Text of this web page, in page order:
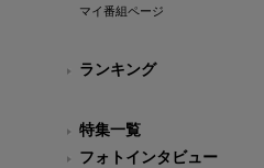
マイ番組ページ
ランキング
特集一覧
フォトインタビュー